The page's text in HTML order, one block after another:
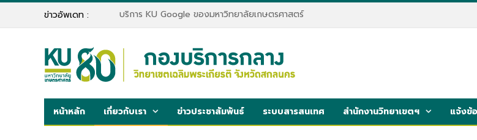
ข่าวอัพเดท : บริการ KU Google ของมหาวิทยาลัยเกษตรศาสตร์
หน้าหลัก เกี่ยวกับเรา ข่าวประชาสัมพันธ์ ระบบสารสนเทศ สำนักงานวิทยาเขตฯ แจ้งข้